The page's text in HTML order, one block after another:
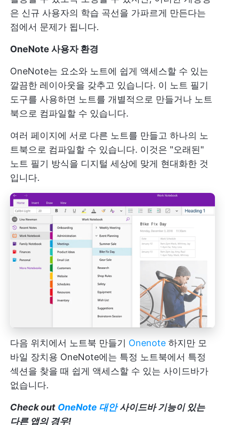
은 신규 사용자의 학습 곡선을 가파르게 만든다는
점에서 문제가 됩니다.
OneNote 사용자 환경
OneNote는 요소와 노트에 쉽게 액세스할 수 있는
깔끔한 레이아웃을 갖추고 있습니다. 이 노트 필기
도구를 사용하면 노트를 개별적으로 만들거나 노트
북으로 컴파일할 수 있습니다.
여러 페이지에 서로 다른 노트를 만들고 하나의 노
트북으로 컴파일할 수 있습니다. 이것은 "오래된"
노트 필기 방식을 디지털 세상에 맞게 현대화한 것
입니다.
다음 위치에서 노트북 만들기 Onenote 하지만 모
바일 장치용 OneNote에는 특정 노트북에서 특정
섹션을 찾을 때 쉽게 액세스할 수 있는 사이드바가
없습니다.
Check out OneNote 대안 사이드바 기능이 있는
다른 앱의 경우!